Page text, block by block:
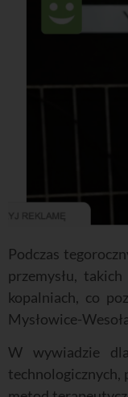
Podczas
przemysłu, takich
kopalniach, co
Mysłowice-
W wywiadzie
technologicznych,